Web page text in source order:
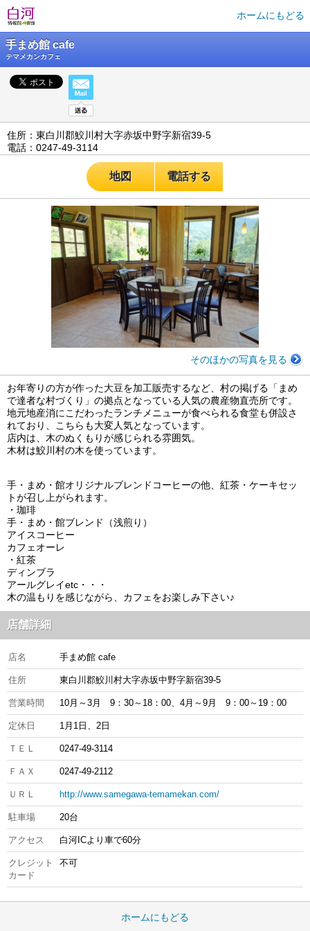
ホームにもどる
手まめ館 cafe
テマメカンカフェ
住所：東白川郡鮫川村大字赤坂中野字新宿39-5
電話：0247-49-3114
地図 電話する
そのほかの写真を見る
お年寄りの方が作った大豆を加工販売するなど、村の掲げる「まめ
で達者な村づくり」の拠点となっている人気の農産物直売所です。
地元地産消にこだわったランチメニューが食べられる食堂も併設さ
れており、こちらも大変人気となっています。
店内は、木のぬくもりが感じられる雰囲気。
木材は鮫川村の木を使っています。
手・まめ・館オリジナルブレンドコーヒーの他、紅茶・ケーキセッ
トが召し上がられます。
・珈琲
手・まめ・館ブレンド（浅煎り）
アイスコーヒー
カフェオーレ
・紅茶
ディンブラ
アールグレイetc・・・
木の温もりを感じながら、カフェをお楽しみ下さい♪
店舗詳細
店名 手まめ館 cafe
住所 東白川郡鮫川村大字赤坂中野字新宿39-5
営業時間 10月～3月 9：30～18：00、4月～9月 9：00～19：00
定休日 1月1日、2日
ＴＥＬ 0247-49-3114
ＦＡＸ 0247-49-2112
ＵＲＬ http://www.samegawa-temamekan.com/
駐車場 20台
アクセス 白河ICより車で60分
クレジット
カード
不可
ホームにもどる